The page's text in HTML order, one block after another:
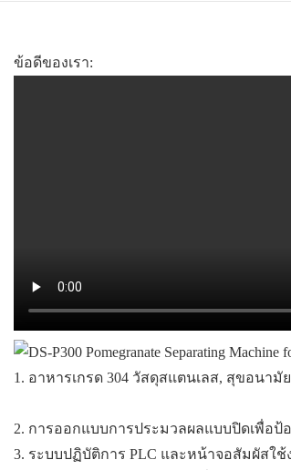
ข้อดีของเรา:
อาหารเกรด 304 วัสดุสแตนเลส, สุขอนา
2. การออกแบบการประมวลผลแบบปิดเพื่อ
3. ระบบปฏิบัติการ PLC และหน้าจอสัมผัสใช้